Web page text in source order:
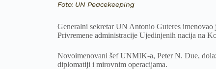
Foto: UN Peacekeeping
Generalni sekretar UN Antonio Guteres
Privremene administracije Ujedinjenih nacija na
Novoimenovani šef UNMIK-a, Peter N. Due,
diplomatiji i mirovnim operacijama.